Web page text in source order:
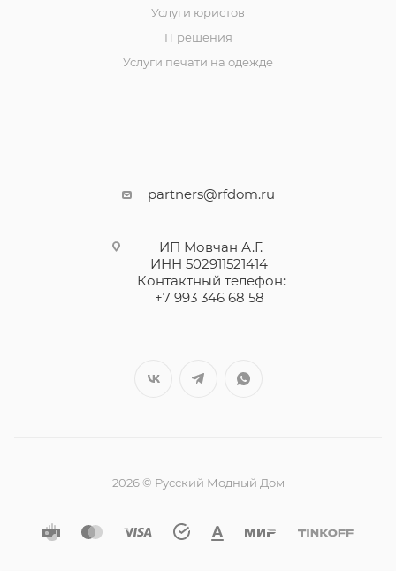
Услуги юристов
IT решения
Услуги печати на одежде
partners@rfdom.ru
ИП Мовчан А.Г.
ИНН 502911521414
Контактный телефон:
+7 993 346 68 58
2026 © Русский Модный Дом